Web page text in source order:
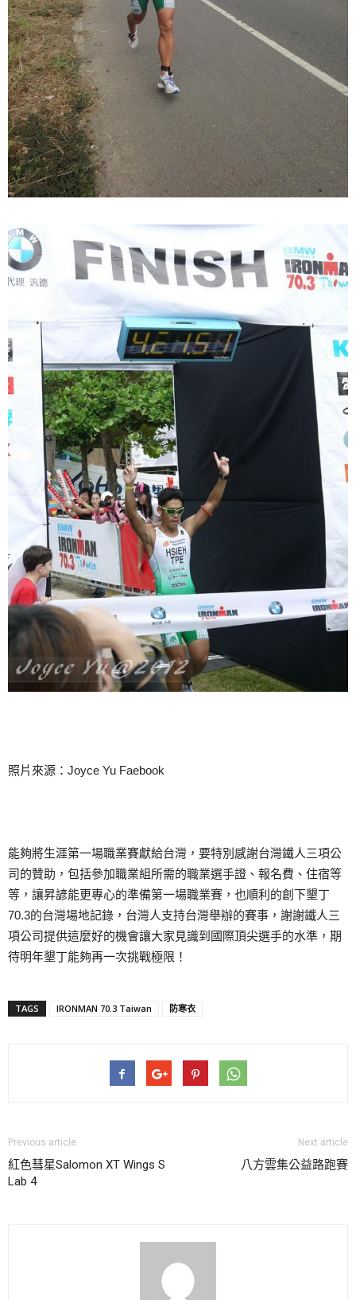
照片來源：Joyce Yu Faebook
能夠將生涯第一場職業賽獻給台灣，要特別感謝台灣鐵人三項公
司的贊助，包括參加職業組所需的職業選手證、報名費、住宿等
等，讓昇諺能更專心的準備第一場職業賽，也順利的創下墾丁
70.3的台灣場地記錄，台灣人支持台灣舉辦的賽事，謝謝鐵人三
項公司提供這麼好的機會讓大家見識到國際頂尖選手的水準，期
待明年墾丁能夠再一次挑戰極限！
TAGS IRONMAN 70.3 Taiwan 防寒衣
Previous article
紅色彗星Salomon XT Wings S
Lab 4
Next article
八方雲集公益路跑賽